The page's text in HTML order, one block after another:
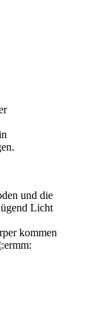
und die
Licht
kommen